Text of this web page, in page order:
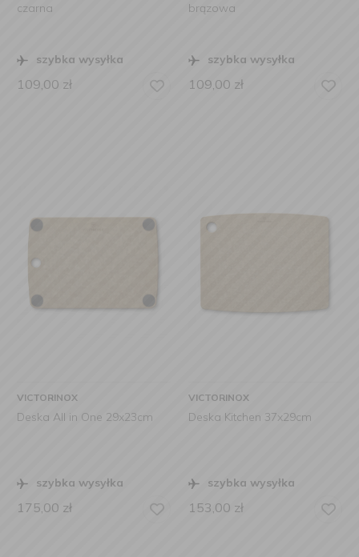
czarna
szybka wysyłka
109,00 zł
brązowa
szybka wysyłka
109,00 zł
VICTORINOX
Deska All in One 29x23cm
szybka wysyłka
175,00 zł
VICTORINOX
Deska Kitchen 37x29cm
szybka wysyłka
153,00 zł